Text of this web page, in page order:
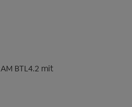
BTL4.2 mit